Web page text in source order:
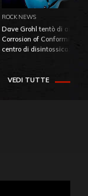
ROCK NEWS
Dave Grohl tentò di
Corrosion of Conformity
centro di
VEDI TUTTE